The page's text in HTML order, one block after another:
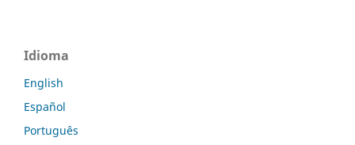
Idioma
English
Español
Português